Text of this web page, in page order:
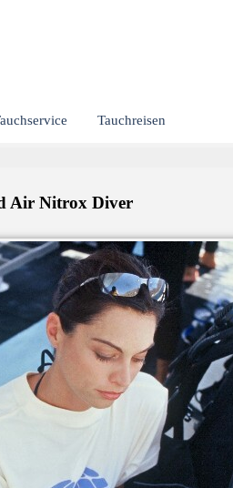
überspringen
▼ ▼
Tauchreisen
Air Nitrox Diver